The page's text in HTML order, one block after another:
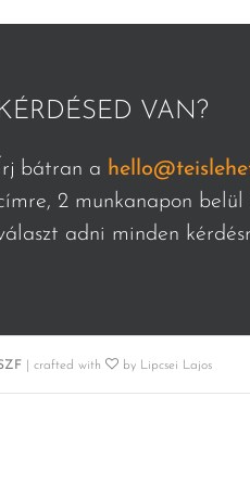
KÉRDÉSED VAN?
Írj bátran a
2 munkanapon belül
adni minden
| crafted with by Lipcsei Lajos